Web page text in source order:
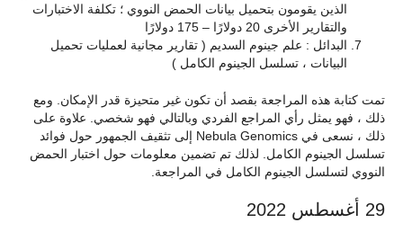
الذين يقومون بتحميل بيانات الحمض النووي ؛ تكلفة الاختبارات
والتقارير الأخرى 20 دولارًا – 175 دولارًا
البدائل : علم جينوم السديم ( تقارير مجانية لعمليات تحميل
البيانات ، تسلسل الجينوم الكامل )
تمت كتابة هذه المراجعة بقصد أن تكون غير متحيزة قدر الإمكان. ومع
ذلك ، فهو يمثل رأي المراجع الفردي وبالتالي فهو شخصي. علاوة على
ذلك ، نسعى في Nebula Genomics إلى تثقيف الجمهور حول فوائد
تسلسل الجينوم الكامل. لذلك تم تضمين معلومات حول اختبار الحمض
النووي لتسلسل الجينوم الكامل في المراجعة.
29 أغسطس 2022